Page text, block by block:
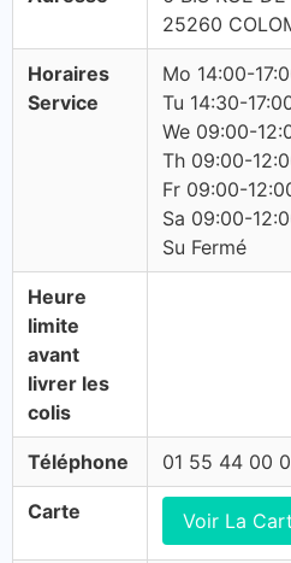
25260
Horaires
Service
Mo 14:00-
Tu 14:30-
We 09:00-
Th 09:00-
Fr 09:00-
Sa 09:00-
Su Fermé
Heure
limite
avant
livrer les
colis
Téléphone 01 55 44 00
Carte Voir La